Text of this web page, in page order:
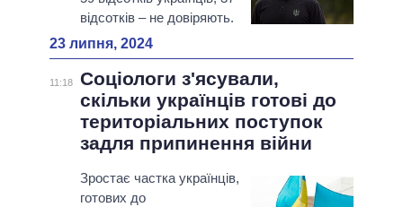
відсотків – не довіряють.
23 липня, 2024
11:18
Соціологи з'ясували,
скільки українців готові до
територіальних поступок
задля припинення війни
Зростає частка українців,
готових до